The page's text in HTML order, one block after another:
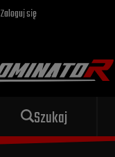
Zaloguj się
SzukajSportowy